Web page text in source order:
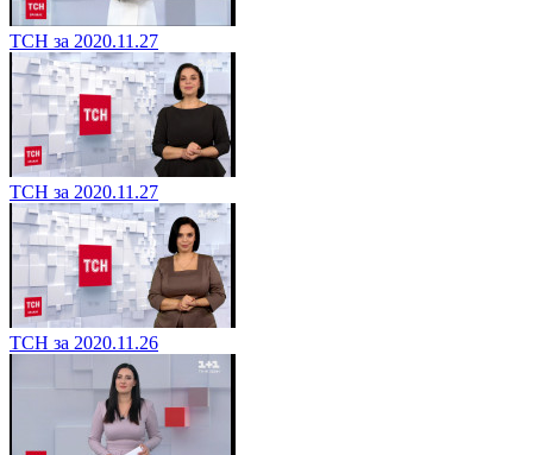
ТСН за 2020.11.27
ТСН за 2020.11.27
ТСН за 2020.11.26